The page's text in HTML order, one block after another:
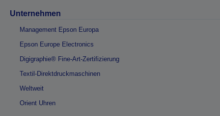
Unternehmen
Management Epson Europa
Epson Europe Electronics
Digigraphie® Fine-Art-Zertifizierung
Textil-Direktdruckmaschinen
Weltweit
Orient Uhren